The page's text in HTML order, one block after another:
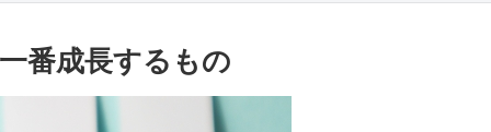
番成長するもの